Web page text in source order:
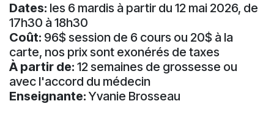
Dates: les 6 mardis à partir du 12 mai 2026, de
17h30 à 18h30
Coût: 96$ session de 6 cours ou 20$ à la
carte, nos prix sont exonérés de taxes
À partir de: 12 semaines de grossesse ou
avec l'accord du médecin
Enseignante: Yvanie Brosseau